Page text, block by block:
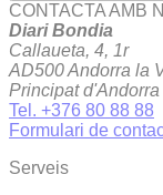
CONTACTA AMB
Diari Bondia
Callaueta, 4, 1r
AD500 Andorra la
Principat d'Andorra
Tel. +376 80 88 88
Formulari de
Serveis